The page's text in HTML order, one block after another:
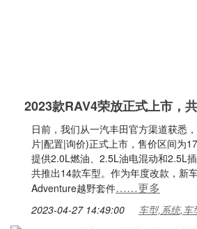
2023款RAV4荣放正式上市，
日前，我们从一汽丰田官方渠道获悉
片|配置|询价)正式上市，售价区间为
提供2.0L燃油、2.5L油电混动和2.5L
共推出14款车型。作为年度改款，新
Adventure越野套件……更多
2023-04-27 14:49:00 车型,系统,车